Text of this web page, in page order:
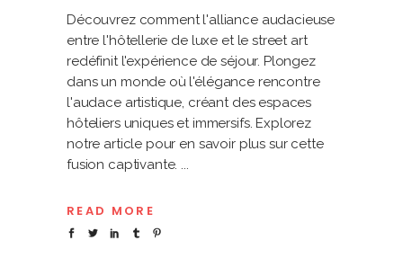
Découvrez comment l'alliance audacieuse
entre l'hôtellerie de luxe et le street art
redéfinit l'expérience de séjour. Plongez
dans un monde où l'élégance rencontre
l'audace artistique, créant des espaces
hôteliers uniques et immersifs. Explorez
notre article pour en savoir plus sur cette
fusion captivante.
READ MORE